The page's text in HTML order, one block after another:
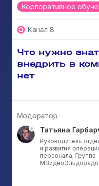
Корпоративное
Канал 8
Что нужно
внедрить в
нет
Модератор
Татьяна
Руководитель
и развития
персонала, Группа